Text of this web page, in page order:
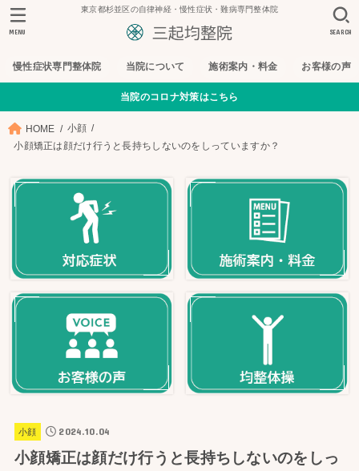
東京都杉並区の自律神経・慢性症状・難病専門整体院
慢性症状専門整体院 当院について 施術案内・料金 お客様の声
SEARCH
MENU
当院のコロナ対策はこちら
HOME
小顔
小顔矯正は顔だけ行うと長持ちしないのをしっていますか？
小顔 2024.10.04
小顔矯正は顔だけ行うと長持ちしないのをしっ